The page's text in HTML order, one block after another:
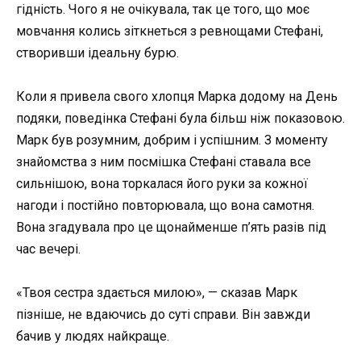
гідність. Чого я не очікувала, так це того, що моє
мовчання колись зіткнеться з ревнощами Стефані,
створивши ідеальну бурю.
Коли я привела свого хлопця Марка додому на День
подяки, поведінка Стефані була більш ніж показовою.
Марк був розумним, добрим і успішним. З моменту
знайомства з ним посмішка Стефані ставала все
сильнішою, вона торкалася його руки за кожної
нагоди і постійно повторювала, що вона самотня.
Вона згадувала про це щонайменше п’ять разів під
час вечері.
«Твоя сестра здається милою», — сказав Марк
пізніше, не вдаючись до суті справи. Він завжди
бачив у людях найкраще.